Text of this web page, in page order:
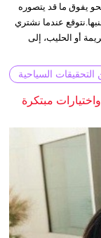
يفوق ما قد يتصوره
عندما نشتري
أو الحليب، إلى
التحقيقات السياحية
مبتكرة